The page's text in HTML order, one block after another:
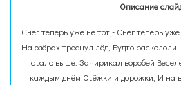
Описание
Снег теперь уже не тот,- Снег теперь
На озёрах треснул лёд, Будто
стало выше. Зачирикал воробей
каждым днём Стёжки и дорожки, И на